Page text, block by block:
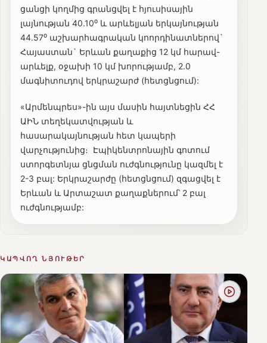
ցանցի կողմից գրանցվել է հյուսիսային
լայնության 40.10⁰ և արևելյան երկայնության
44.57⁰ աշխարհագրական կոորդինատներով`
Հայաստան` Երևան քաղաքից 12 կմ հարավ-
արևելք, օջախի 10 կմ խորությամբ, 2.0
մագնիտուդով երկրաշարժ (հետցնցում):
«Արմենպրես»-ին այս մասին հայտնեցին ՀՀ
ԱԻՆ տեղեկատվության և
հասարակայնության հետ կապերի
վարչությունից։ Էպիկենտրոնային գոտում
ստորգետնյա ցնցման ուժգնությունը կազմել է
2-3 բալ: Երկրաշարժը (հետցնցում) զգացվել է
Երևան և Արտաշատ քաղաքներում՝ 2 բալ
ուժգնությամբ:
ԿԱՊՎՈՂ ՆՅՈՒԹԵՐ